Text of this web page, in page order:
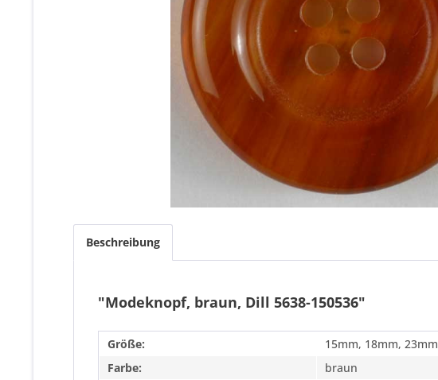
Beschreibung
"Modeknopf, braun, Dill 5638-150536"
Größe:
15mm, 18mm, 23mm
Farbe:
braun